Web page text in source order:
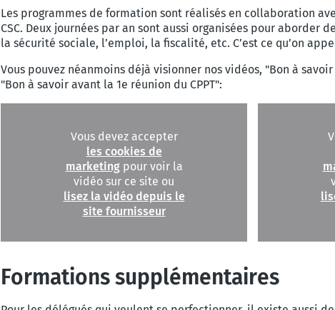
Les programmes de formation sont réalisés en collaboration
CSC. Deux journées par an sont aussi organisées pour aborder
la sécurité sociale, l’emploi, la fiscalité, etc. C’est ce qu’on
Vous pouvez néanmoins déjà visionner nos vidéos, "Bon à
"Bon à savoir avant la 1e réunion du CPPT":
Vous devez accepter
les cookies de
marketingpour voir la
vidéo sur ce site ou
lisez la vidéo depuis le
site fournisseur
Formations supplémentaires